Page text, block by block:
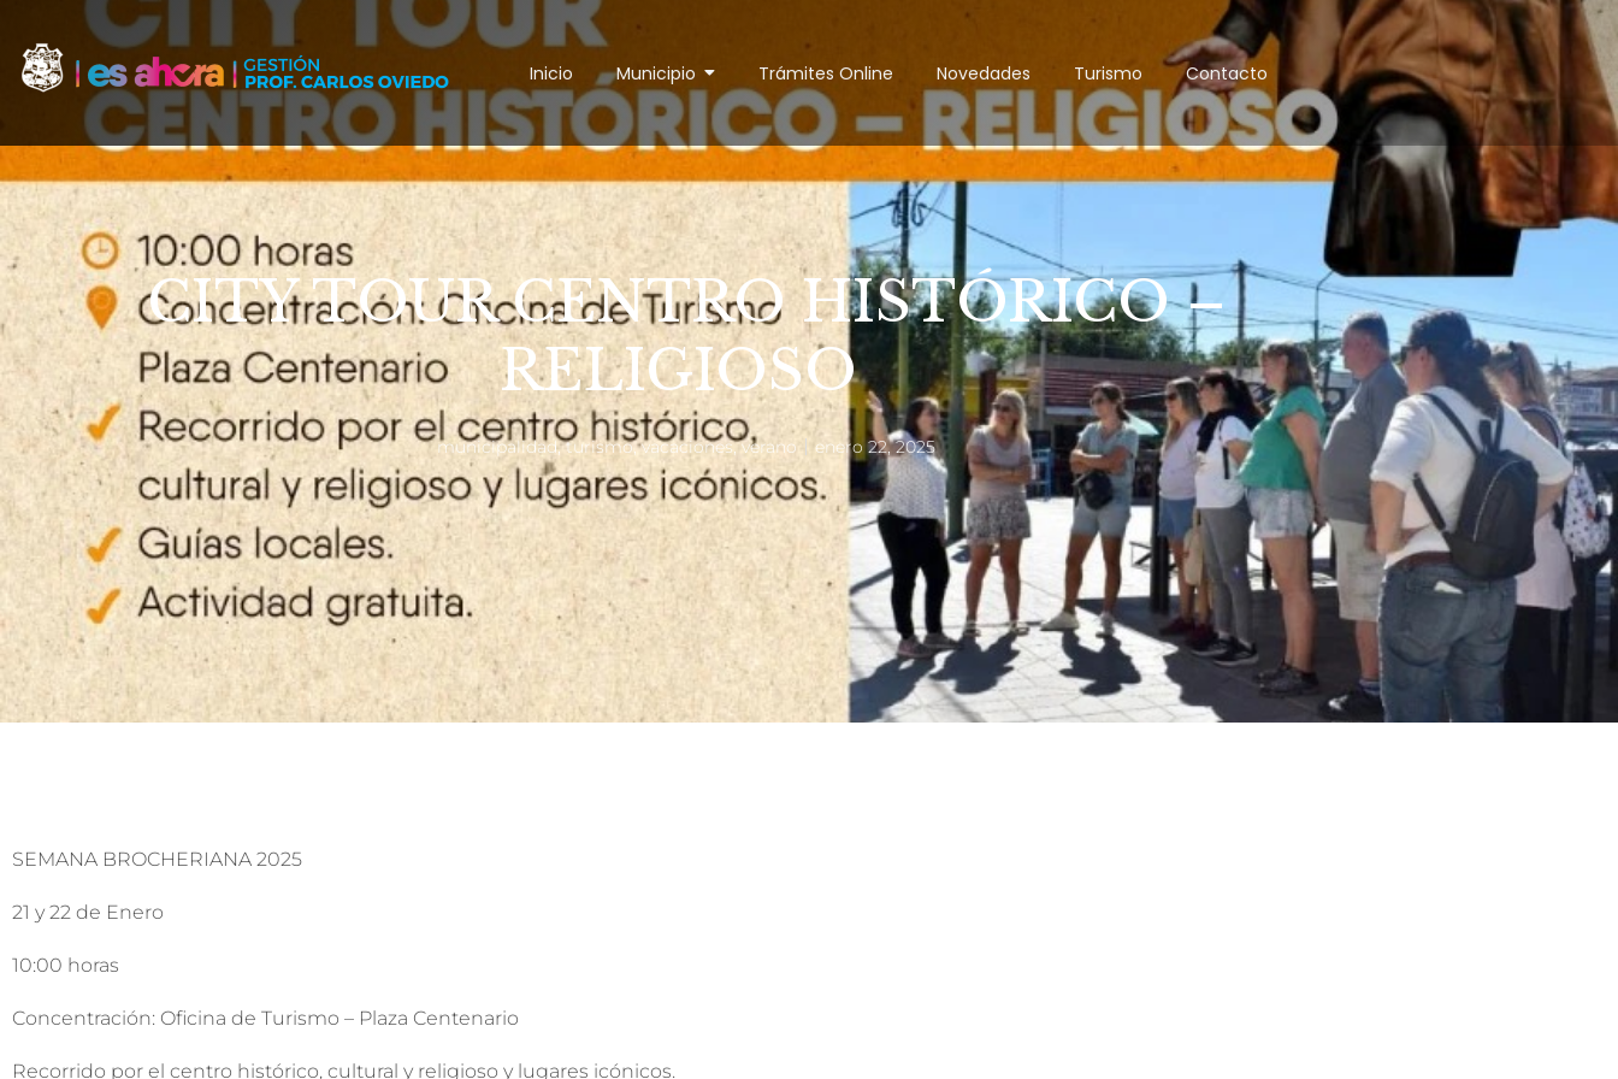
Inicio Municipio Trámites Online Novedades Turismo Contacto
CITY TOUR CENTRO HISTÓRICO –
RELIGIOSO
municipalidad,turismo,vacaciones,verano enero 22, 2025
SEMANA BROCHERIANA 2025
21 y 22 de Enero
10:00 horas
Concentración: Oficina de Turismo – Plaza Centenario
Recorrido por el centro histórico, cultural y religioso y lugares icónicos.